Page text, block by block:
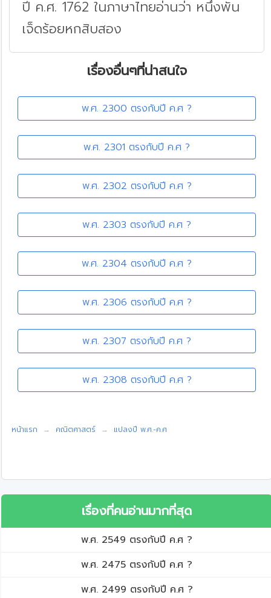
ปี ค.ศ. 1762 ในภาษาไทยอ่านว่า หนึ่งพัน
เจ็ดร้อยหกสิบสอง
เรื่องอื่นๆที่น่าสนใจ
พ.ศ. 2300 ตรงกับปี ค.ศ ?
พ.ศ. 2301 ตรงกับปี ค.ศ ?
พ.ศ. 2302 ตรงกับปี ค.ศ ?
พ.ศ. 2303 ตรงกับปี ค.ศ ?
พ.ศ. 2304 ตรงกับปี ค.ศ ?
พ.ศ. 2306 ตรงกับปี ค.ศ ?
พ.ศ. 2307 ตรงกับปี ค.ศ ?
พ.ศ. 2308 ตรงกับปี ค.ศ ?
หน้าแรก คณิตศาสตร์ แปลงปี พ.ศ.-ค.ศ
เรื่องที่คนอ่านมากที่สุด
พ.ศ. 2549 ตรงกับปี ค.ศ ?
พ.ศ. 2475 ตรงกับปี ค.ศ ?
พ.ศ. 2499 ตรงกับปี ค.ศ ?